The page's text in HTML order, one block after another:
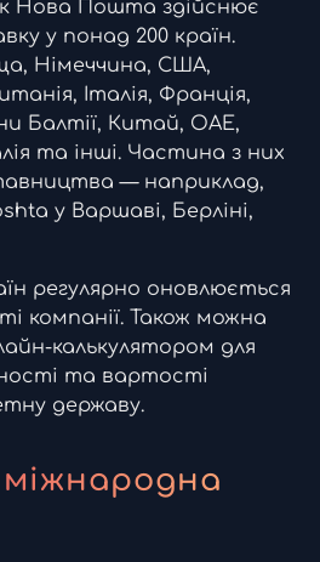
Нова Пошта здійснює
у понад 200 країн.
Німеччина, США,
Італія, Франція,
Балтії, Китай, ОАЕ,
та інші. Частина з них
— наприклад,
у Варшаві, Берліні,
регулярно оновлюється
компанії. Також можна
калькулятором для
та вартості
державу.